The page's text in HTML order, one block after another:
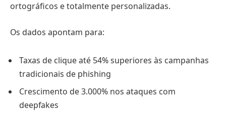
ortográficos e totalmente personalizadas.
Os dados apontam para:
Taxas de clique até 54% superiores às campanhas
tradicionais de phishing
Crescimento de 3.000% nos ataques com
deepfakes